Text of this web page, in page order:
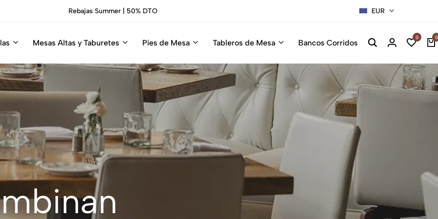
Sillas Premium Hosteleria.Descúbrelas EUR
Mesas Altas y Taburetes Pies de Mesa Tableros de Mesa Bancos Corridos
0 0